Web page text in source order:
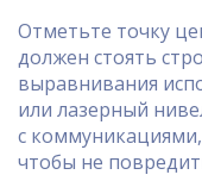
Отметьте точку
должен стоять
выравнивания
или лазерный
с коммуникациями,
чтобы не